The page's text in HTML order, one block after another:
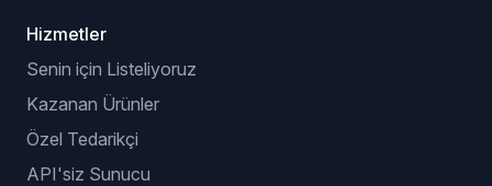
Hizmetler
Senin için Listeliyoruz
Kazanan Ürünler
Özel Tedarikçi
API'siz Sunucu